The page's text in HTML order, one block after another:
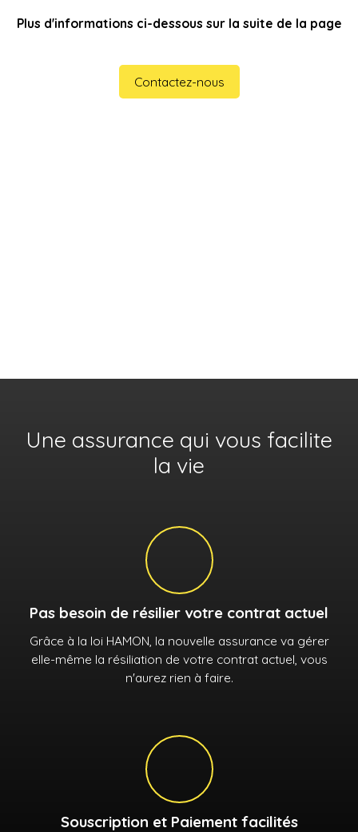
Plus d'informations ci-dessous sur la suite de la page
Contactez-nous
Une assurance qui vous facilite
la vie
Pas besoin de résilier votre contrat actuel
Grâce à la loi HAMON, la nouvelle assurance va gérer
elle-même la résiliation de votre contrat actuel, vous
n'aurez rien à faire.
Souscription et Paiement facilités